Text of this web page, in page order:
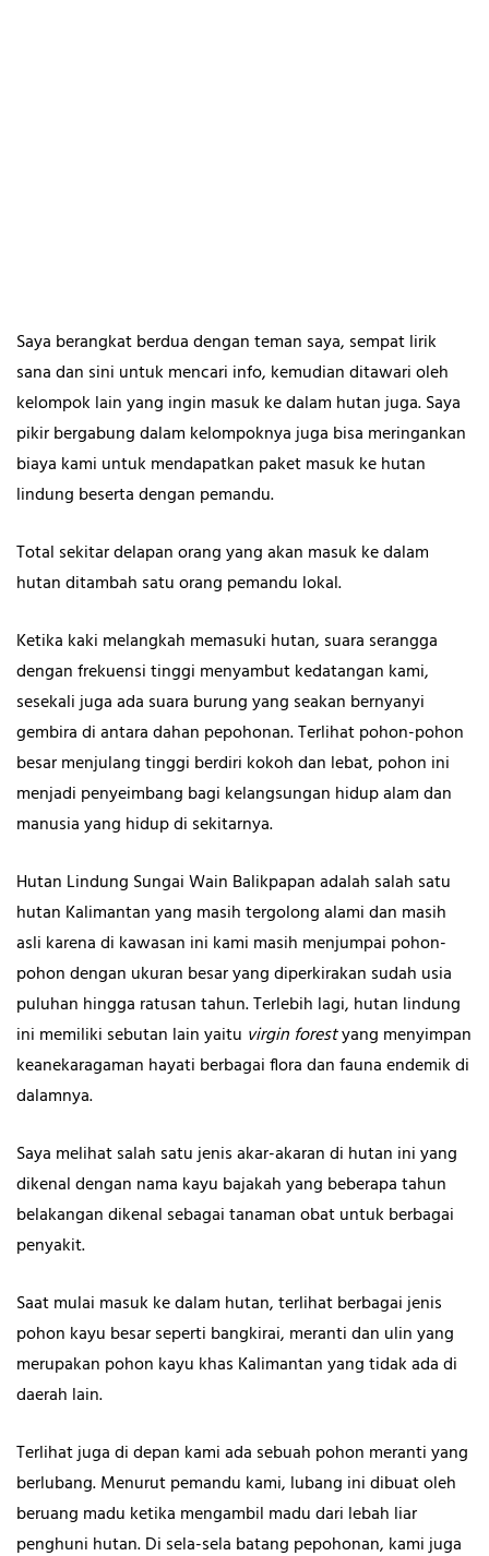
Saya berangkat berdua dengan teman saya, sempat lirik
sana dan sini untuk mencari info, kemudian ditawari oleh
kelompok lain yang ingin masuk ke dalam hutan juga. Saya
pikir bergabung dalam kelompoknya juga bisa meringankan
biaya kami untuk mendapatkan paket masuk ke hutan
lindung beserta dengan pemandu.
Total sekitar delapan orang yang akan masuk ke dalam
hutan ditambah satu orang pemandu lokal.
Ketika kaki melangkah memasuki hutan, suara serangga
dengan frekuensi tinggi menyambut kedatangan kami,
sesekali juga ada suara burung yang seakan bernyanyi
gembira di antara dahan pepohonan. Terlihat pohon-pohon
besar menjulang tinggi berdiri kokoh dan lebat, pohon ini
menjadi penyeimbang bagi kelangsungan hidup alam dan
manusia yang hidup di sekitarnya.
Hutan Lindung Sungai Wain Balikpapan adalah salah satu
hutan Kalimantan yang masih tergolong alami dan masih
asli karena di kawasan ini kami masih menjumpai pohon-
pohon dengan ukuran besar yang diperkirakan sudah usia
puluhan hingga ratusan tahun. Terlebih lagi, hutan lindung
ini memiliki sebutan lain yaitu virgin forestyang menyimpan
keanekaragaman hayati berbagai flora dan fauna endemik di
dalamnya.
Saya melihat salah satu jenis akar-akaran di hutan ini yang
dikenal dengan nama kayu bajakah yang beberapa tahun
belakangan dikenal sebagai tanaman obat untuk berbagai
penyakit.
Saat mulai masuk ke dalam hutan, terlihat berbagai jenis
pohon kayu besar seperti bangkirai, meranti dan ulin yang
merupakan pohon kayu khas Kalimantan yang tidak ada di
daerah lain.
Terlihat juga di depan kami ada sebuah pohon meranti yang
berlubang. Menurut pemandu kami, lubang ini dibuat oleh
beruang madu ketika mengambil madu dari lebah liar
penghuni hutan. Di sela-sela batang pepohonan, kami juga